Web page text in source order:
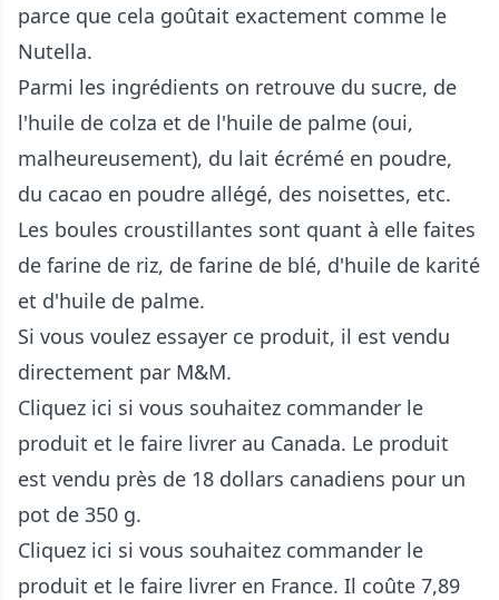
parce que cela goûtait exactement comme le
Nutella.
Parmi les ingrédients on retrouve du sucre, de
l'huile de colza et de l'huile de palme (oui,
malheureusement), du lait écrémé en poudre,
du cacao en poudre allégé, des noisettes, etc.
Les boules croustillantes sont quant à elle faites
de farine de riz, de farine de blé, d'huile de karité
et d'huile de palme.
Si vous voulez essayer ce produit, il est vendu
directement par M&M.
Cliquez ici si vous souhaitez commander le
produit et le faire livrer au Canada. Le produit
est vendu près de 18 dollars canadiens pour un
pot de 350 g.
Cliquez ici si vous souhaitez commander le
produit et le faire livrer en France. Il coûte 7,89